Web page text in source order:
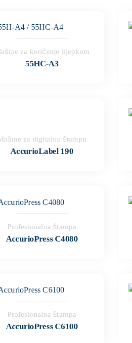
za koričenje lijepkom
55HC-A3
za digitalnu štampu
AccurioLabel 190
Profesionalna štampa
AccurioPress C4080
Profesionalna štampa
AccurioPress C6100